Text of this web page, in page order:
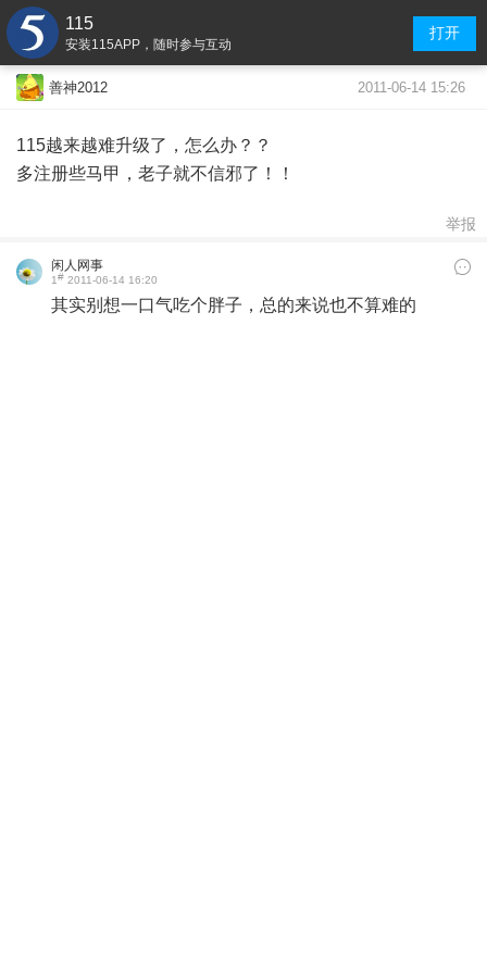
115
安装115APP，随时参与互动
打开
善神2012 2011-06-14 15:26
115越来越难升级了，怎么办？？
多注册些马甲，老子就不信邪了！！
举报
闲人网事
1# 2011-06-14 16:20
其实别想一口气吃个胖子，总的来说也不算难的